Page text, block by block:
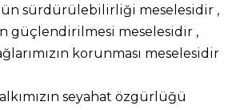
sürdürülebilirliği meselesidir ,
güçlendirilmesi meselesidir ,
korunması meselesidir
seyahat özgürlüğü